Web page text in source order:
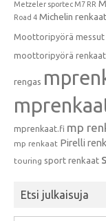
Metzeler sportec M7 RR
Road 4 Michelin renkaat
Moottoripyörä messut
moottoripyörä renkaat
rengas
mprenkaat.fi mp
mp renkaat Pirelli
touring sport renkaat
Etsi julkaisuja